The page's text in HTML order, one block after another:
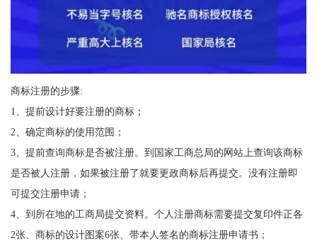
商标注册的步骤:
1、提前设计好要注册的商标；
2、确定商标的使用范围；
3、提前查询商标是否被注册。到国家工商总局的网站上查询该商标
是否被人注册，如果被注册了就要更政商标后再提交。没有注册即
可提交注册申请；
4、到所在地的工商局提交资料。个人注册商标需要提交复印件正各
2张、商标的设计图案6张、带本人签名的商标注册申请书；